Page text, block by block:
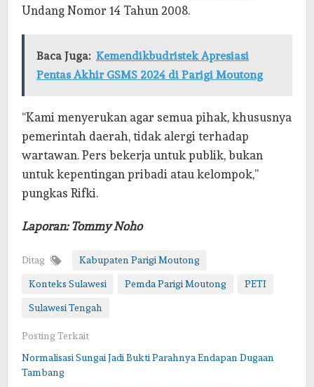
Undang Nomor 14 Tahun 2008.
Baca Juga: Kemendikbudristek Apresiasi
Pentas Akhir GSMS 2024 di Parigi Moutong
“Kami menyerukan agar semua pihak, khususnya
pemerintah daerah, tidak alergi terhadap
wartawan. Pers bekerja untuk publik, bukan
untuk kepentingan pribadi atau kelompok,”
pungkas Rifki.
Laporan: Tommy Noho
Ditag Kabupaten Parigi Moutong
Konteks Sulawesi Pemda Parigi Moutong PETI
Sulawesi Tengah
Posting Terkait
Normalisasi Sungai Jadi Bukti Parahnya Endapan Dugaan
Tambang